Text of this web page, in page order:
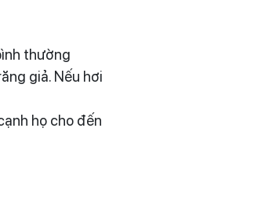
thường
giả. Nếu hơi
họ cho đến